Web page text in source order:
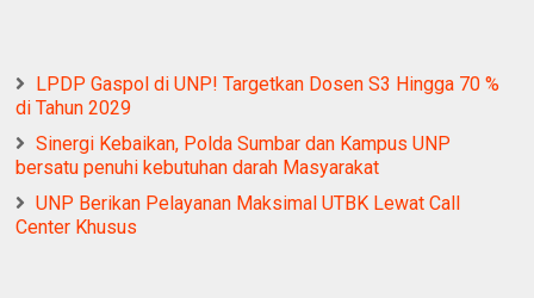
LPDP Gaspol di UNP! Targetkan Dosen S3 Hingga 70 %
di Tahun 2029
Sinergi Kebaikan, Polda Sumbar dan Kampus UNP
bersatu penuhi kebutuhan darah Masyarakat
UNP Berikan Pelayanan Maksimal UTBK Lewat Call
Center Khusus